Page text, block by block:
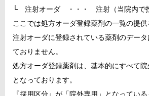
└ 注射オーダ ・・・ 注射（当院内で投
ここでは処方オーダ登録薬剤の一覧の提供
注射オーダに登録されている薬剤のデー
ておりません。
処方オーダ登録薬剤は、基本的にすべて
となっております。
『採用区分』が「院外専用」となってい